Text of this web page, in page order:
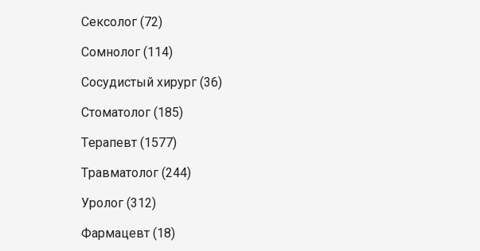
Сексолог (72)
Сомнолог (114)
Сосудистый хирург (36)
Стоматолог (185)
Терапевт (1577)
Травматолог (244)
Уролог (312)
Фармацевт (18)